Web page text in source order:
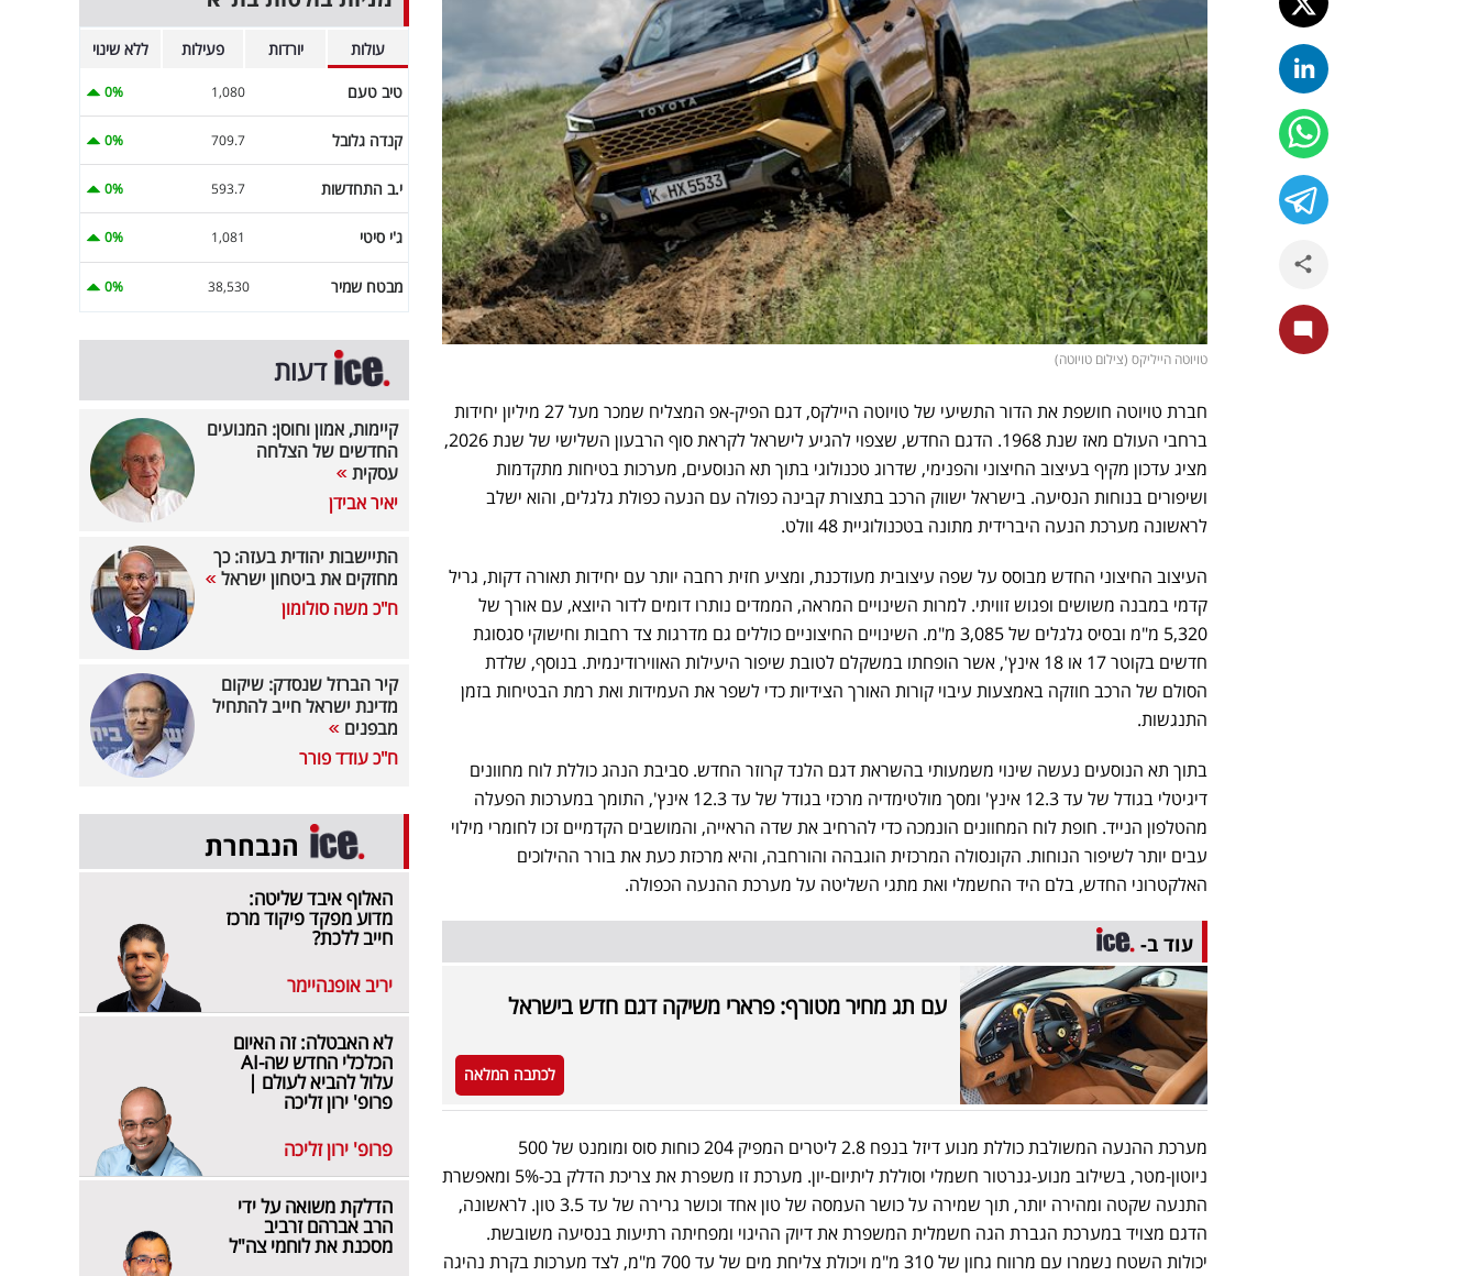
טויוטה הייליקס (צילום טויוטה)
חברת טויוטה חושפת את הדור התשיעי של טויוטה היילקס, דגם הפיק-אפ המצליח שמכר מעל 27 מיליון יחידות
ברחבי העולם מאז שנת 1968. הדגם החדש, שצפוי להגיע לישראל לקראת סוף הרבעון השלישי של שנת 2026,
מציג עדכון מקיף בעיצוב החיצוני והפנימי, שדרוג טכנולוגי בתוך תא הנוסעים, מערכות בטיחות מתקדמות
ושיפורים בנוחות הנסיעה. בישראל ישווק הרכב בתצורת קבינה כפולה עם הנעה כפולת גלגלים, והוא ישלב
לראשונה מערכת הנעה היברידית מתונה בטכנולוגיית 48 וולט.
העיצוב החיצוני החדש מבוסס על שפה עיצובית מעודכנת, ומציע חזית רחבה יותר עם יחידות תאורה דקות, גריל
קדמי במבנה משושים ופגוש זוויתי. למרות השינויים המראה, הממדים נותרו דומים לדור היוצא, עם אורך של
5,320 מ"מ ובסיס גלגלים של 3,085 מ"מ. השינויים החיצוניים כוללים גם מדרגות צד רחבות וחישוקי סגסוגת
חדשים בקוטר 17 או 18 אינץ', אשר הופחתו במשקלם לטובת שיפור היעילות האווירודינמית. בנוסף, שלדת
הסולם של הרכב חוזקה באמצעות עיבוי קורות האורך הצידיות כדי לשפר את העמידות ואת רמת הבטיחות בזמן
התנגשות.
בתוך תא הנוסעים נעשה שינוי משמעותי בהשראת דגם הלנד קרוזר החדש. סביבת הנהג כוללת לוח מחוונים
דיגיטלי בגודל של עד 12.3 אינץ' ומסך מולטימדיה מרכזי בגודל של עד 12.3 אינץ', התומך במערכות הפעלה
מהטלפון הנייד. חופת לוח המחוונים הונמכה כדי להרחיב את שדה הראייה, והמושבים הקדמיים זכו לחומרי מילוי
עבים יותר לשיפור הנוחות. הקונסולה המרכזית הוגבהה והורחבה, והיא מרכזת כעת את בורר ההילוכים
האלקטרוני החדש, בלם היד החשמלי ואת מתגי השליטה על מערכת ההנעה הכפולה.
עוד ב-
עם תג מחיר מטורף: פרארי משיקה דגם חדש בישראל
לכתבה המלאה
מערכת ההנעה המשולבת כוללת מנוע דיזל בנפח 2.8 ליטרים המפיק 204 כוחות סוס ומומנט של 500
ניוטון-מטר, בשילוב מנוע-גנרטור חשמלי וסוללת ליתיום-יון. מערכת זו משפרת את צריכת הדלק בכ-5% ומאפשרת
התנעה שקטה ומהירה יותר, תוך שמירה על כושר העמסה של טון אחד וכושר גרירה של עד 3.5 טון. לראשונה,
הדגם מצויד במערכת הגברת הגה חשמלית המשפרת את דיוק ההיגוי ומפחיתה רתיעות בנסיעה משובשת.
יכולות השטח נשמרו עם מרווח גחון של 310 מ"מ ויכולת צליחת מים של עד 700 מ"מ, לצד מערכות בקרת נהיגה
עולות יורדות פעילות ללא שינוי
טיב טעם 1,080
0%
קנדה גלובל 709.7
0%
י.ב התחדשות 593.7
0%
ג'י סיטי 1,081
0%
מבטח שמיר 38,530
0%
דעות
קיימות, אמון וחוסן: המנועים
החדשים של הצלחה
עסקית
יאיר אבידן
התיישבות יהודית בעזה: כך
מחזקים את ביטחון ישראל
ח"כ משה סולומון
קיר הברזל שנסדק: שיקום
מדינת ישראל חייב להתחיל
מבפנים
ח"כ עודד פורר
הנבחרת
האלוף איבד שליטה:
מדוע מפקד פיקוד מרכז
חייב ללכת?
יריב אופנהיימר
לא האבטלה: זה האיום
הכלכלי החדש שה-AI
עלול להביא לעולם |
פרופ' ירון זליכה
פרופ' ירון זליכה
הדלקת משואה על ידי
הרב אברהם זרביב
מסכנת את לוחמי צה"ל